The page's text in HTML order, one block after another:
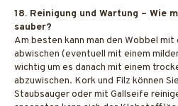
18. Reinigung und Wartung – Wie
sauber?
Am besten kann man den Wobbel
abwischen (eventuell mit einem
wichtig um es danach mit einem
abzuwischen. Kork und Filz können
Staubsauger oder mit Gallseife